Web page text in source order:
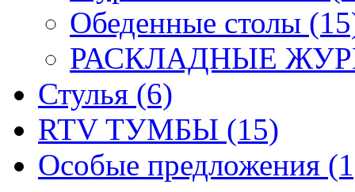
Обеденные столы
РАСКЛАДНЫЕ
Стулья (6)
RTV ТУМБЫ (15)
Особые предложения